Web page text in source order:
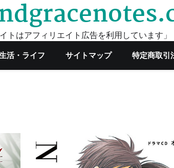
トはアフィリエイト広告を利用しています」
活・ライフ サイトマップ 特定商取引